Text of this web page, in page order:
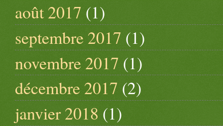
août 2017 (1)
septembre 2017 (1)
novembre 2017 (1)
décembre 2017 (2)
janvier 2018 (1)